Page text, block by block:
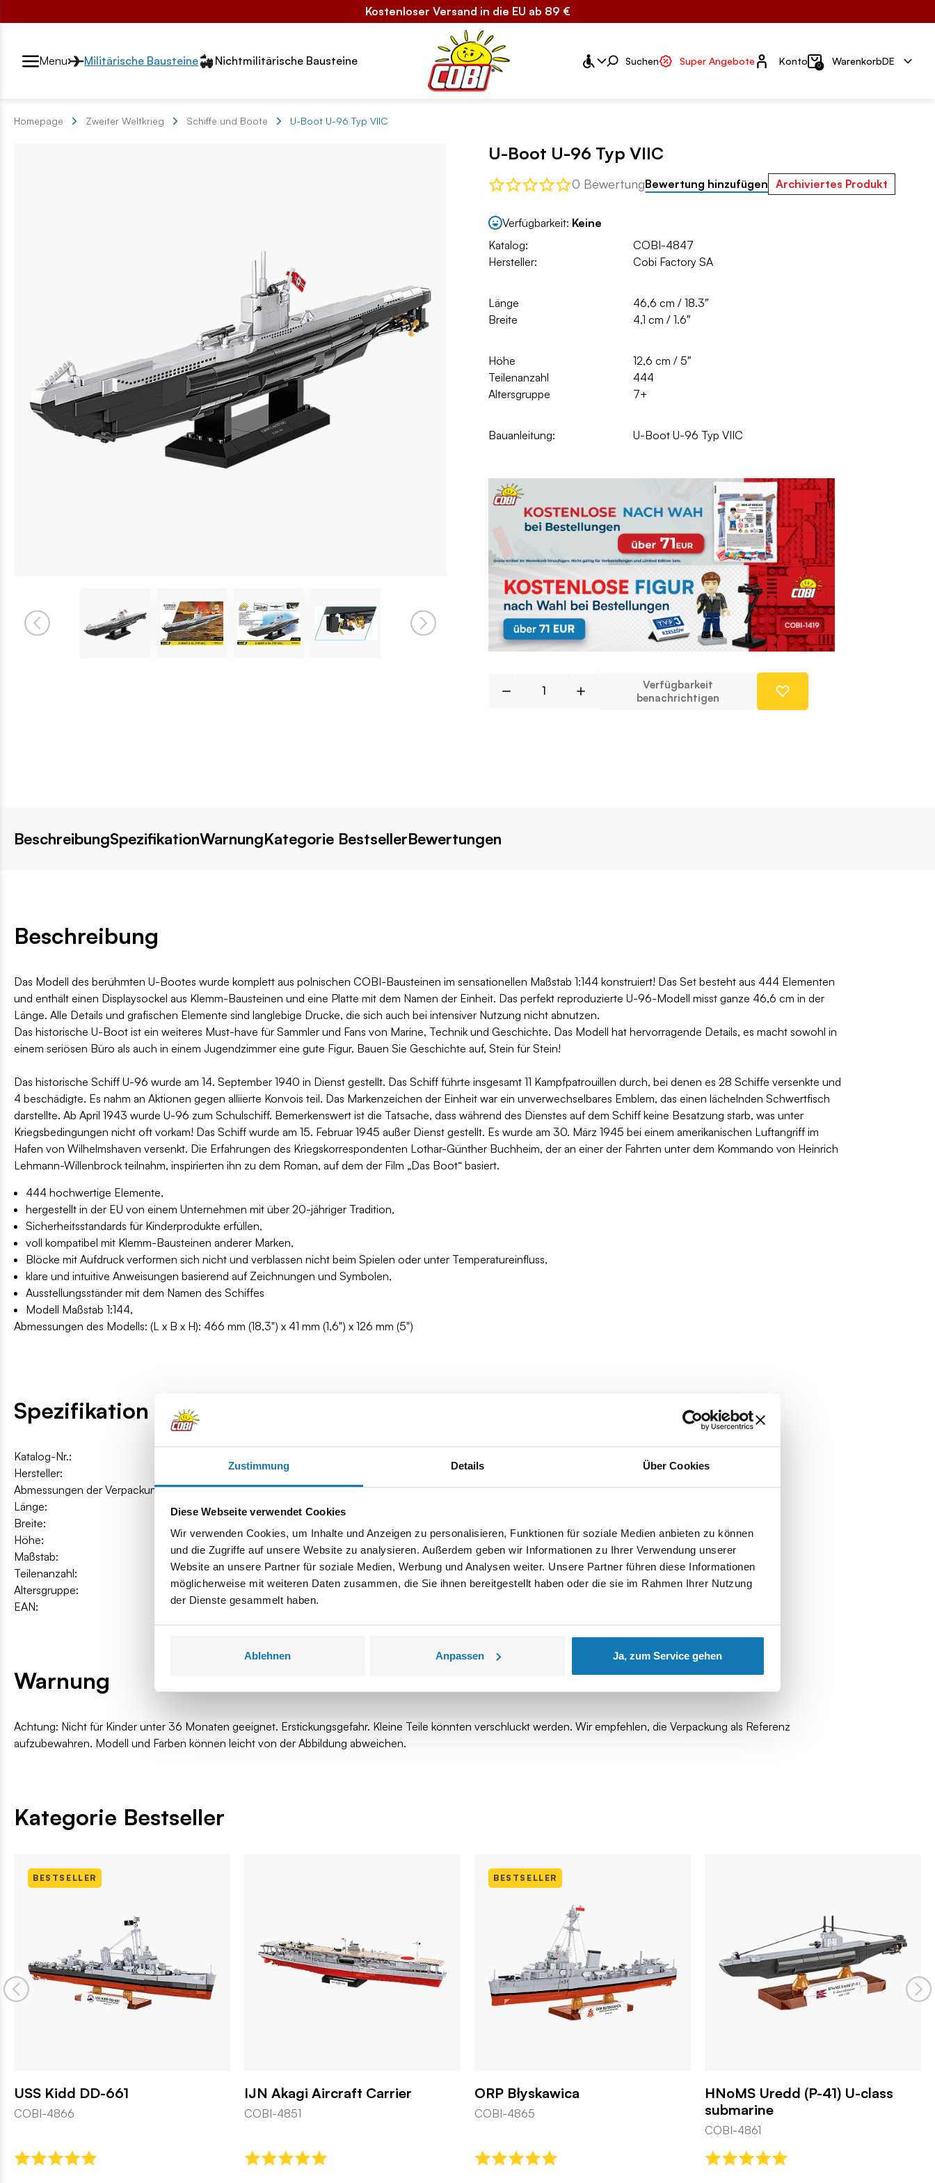
Zustimmung Details Über Cookies
Diese Webseite verwendet Cookies
Wir verwenden Cookies, um Inhalte und Anzeigen zu personalisieren, Funktionen für soziale Medien anbieten zu können
und die Zugriffe auf unsere Website zu analysieren. Außerdem geben wir Informationen zu Ihrer Verwendung unserer
Website an unsere Partner für soziale Medien, Werbung und Analysen weiter. Unsere Partner führen diese Informationen
möglicherweise mit weiteren Daten zusammen, die Sie ihnen bereitgestellt haben oder die sie im Rahmen Ihrer Nutzung
der Dienste gesammelt haben.
Ablehnen Anpassen Ja, zum Service gehen
Kostenloser Versand in die EU ab 89 €
Przełącznik segmentów2
Menu Militärische Bausteine Nichtmilitärische Bausteine Suchen Super Angebote Konto
Konto 0 WarenkorbDE
Homepage Zweiter Weltkrieg Schiffe und Boote U-Boot U-96 Typ VIIC
U-Boot U-96 Typ VIIC
0 BewertungBewertung hinzufügen Archiviertes Produkt
Verfügbarkeit: Keine
Katalog:
COBI-4847
Hersteller:
Cobi Factory SA
Länge
46,6 cm / 18.3″
Breite
4,1 cm / 1.6″
Höhe
12,6 cm / 5″
Teilenanzahl
444
Altersgruppe
7+
Bauanleitung: U-Boot U-96 Typ VIIC
Verfügbarkeit
benachrichtigen
BeschreibungSpezifikationWarnungKategorie BestsellerBewertungen
Beschreibung
Das Modell des berühmten U-Bootes wurde komplett aus polnischen COBI-Bausteinen im sensationellen Maßstab 1:144 konstruiert! Das Set besteht aus 444 Elementen
und enthält einen Displaysockel aus Klemm-Bausteinen und eine Platte mit dem Namen der Einheit. Das perfekt reproduzierte U-96-Modell misst ganze 46,6 cm in der
Länge. Alle Details und grafischen Elemente sind langlebige Drucke, die sich auch bei intensiver Nutzung nicht abnutzen.
Das historische U-Boot ist ein weiteres Must-have für Sammler und Fans von Marine, Technik und Geschichte. Das Modell hat hervorragende Details, es macht sowohl in
einem seriösen Büro als auch in einem Jugendzimmer eine gute Figur. Bauen Sie Geschichte auf, Stein für Stein!
Das historische Schiff U-96 wurde am 14. September 1940 in Dienst gestellt. Das Schiff führte insgesamt 11 Kampfpatrouillen durch, bei denen es 28 Schiffe versenkte und
4 beschädigte. Es nahm an Aktionen gegen alliierte Konvois teil. Das Markenzeichen der Einheit war ein unverwechselbares Emblem, das einen lächelnden Schwertfisch
darstellte. Ab April 1943 wurde U-96 zum Schulschiff. Bemerkenswert ist die Tatsache, dass während des Dienstes auf dem Schiff keine Besatzung starb, was unter
Kriegsbedingungen nicht oft vorkam! Das Schiff wurde am 15. Februar 1945 außer Dienst gestellt. Es wurde am 30. März 1945 bei einem amerikanischen Luftangriff im
Hafen von Wilhelmshaven versenkt. Die Erfahrungen des Kriegskorrespondenten Lothar-Günther Buchheim, der an einer der Fahrten unter dem Kommando von Heinrich
Lehmann-Willenbrock teilnahm, inspirierten ihn zu dem Roman, auf dem der Film „Das Boot“ basiert.
444 hochwertige Elemente,
hergestellt in der EU von einem Unternehmen mit über 20-jähriger Tradition,
Sicherheitsstandards für Kinderprodukte erfüllen,
voll kompatibel mit Klemm-Bausteinen anderer Marken,
Blöcke mit Aufdruck verformen sich nicht und verblassen nicht beim Spielen oder unter Temperatureinfluss,
klare und intuitive Anweisungen basierend auf Zeichnungen und Symbolen,
Ausstellungsständer mit dem Namen des Schiffes
Modell Maßstab 1:144,
Abmessungen des Modells: (L x B x H): 466 mm (18,3") x 41 mm (1,6") x 126 mm (5")
Spezifikation
Katalog-Nr.:
Hersteller:
Cobi Factory SA
Abmessungen der Verpackung:
40 x 28 x 6 cm
Länge:
46,6 cm / 18.3″
Breite:
Höhe:
12,6 cm / 5″
Maßstab:
1:144
Teilenanzahl:
444
Altersgruppe:
7+
EAN:
5902251048471
Warnung
Achtung: Nicht für Kinder unter 36 Monaten geeignet. Erstickungsgefahr. Kleine Teile könnten verschluckt werden. Wir empfehlen, die Verpackung als Referenz
aufzubewahren. Modell und Farben können leicht von der Abbildung abweichen.
Kategorie Bestseller
661 IJN Akagi Aircraft Carrier ORP Błyskawica
HNoMS Uredd (P-41) U-class